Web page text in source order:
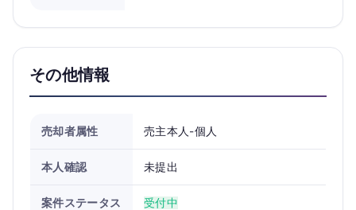
その他情報
売却者属性 売主本人-個人
本人確認 未提出
案件ステータス 受付中